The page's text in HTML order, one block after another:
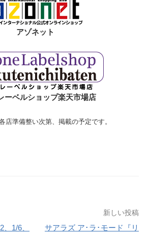
アゾネット
ーベルショップ楽天市場店
店準備整い次第、掲載の予定です。
1/6、
新しい投稿
サアラズ ア･ラ･モード『リ